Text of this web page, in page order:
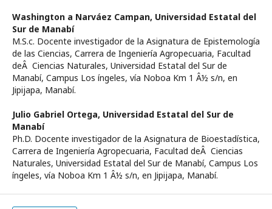
Washington a Narváez Campan, Universidad Estatal del
Sur de Manabí­
M.S.c. Docente investigador de la Asignatura de Epistemologí­a
de las Ciencias, Carrera de Ingenierí­a Agropecuaria, Facultad
deÂ Ciencias Naturales, Universidad Estatal del Sur de
Manabí­, Campus Los íngeles, ví­a Noboa Km 1 Â½ s/n, en
Jipijapa, Manabí­.
Julio Gabriel Ortega, Universidad Estatal del Sur de
Manabí­
Ph.D. Docente investigador de la Asignatura de Bioestadí­stica,
Carrera de Ingenierí­a Agropecuaria, Facultad deÂ Ciencias
Naturales, Universidad Estatal del Sur de Manabí­, Campus Los
íngeles, ví­a Noboa Km 1 Â½ s/n, en Jipijapa, Manabí­.